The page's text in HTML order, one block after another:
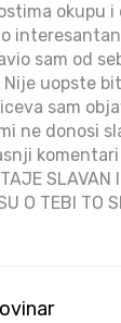
okupu i
sam od
uopste
sam
ne donosi
komentari
SLAVAN
O TEBI TO